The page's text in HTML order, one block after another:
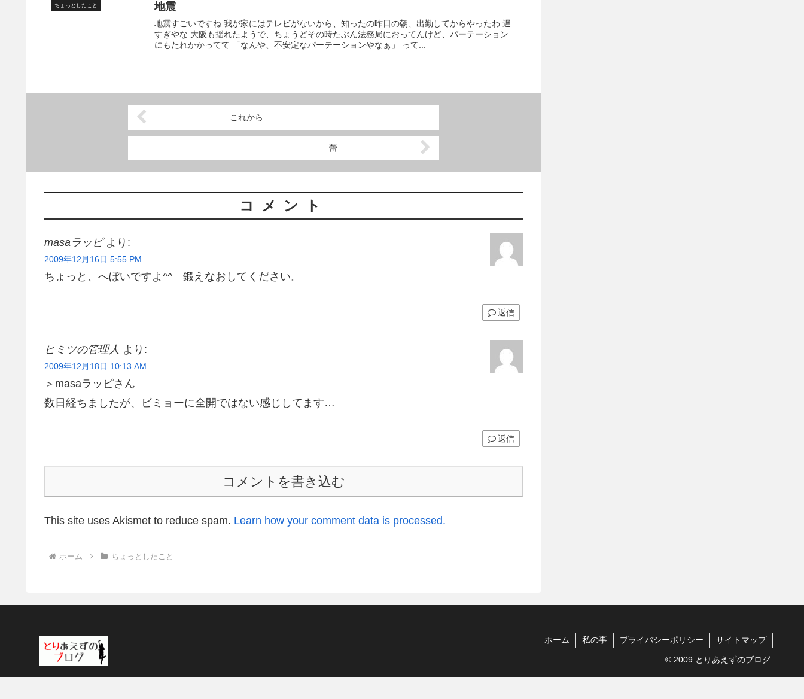
ちょっとしたこと 地震
地震すごいですね 我が家にはテレビがないから、知ったの昨日の朝、出勤してからやったわ 遅
すぎやな 大阪も揺れたようで、ちょうどその時たぶん法務局におってんけど、パーテーション
にもたれかかってて 「なんや、不安定なパーテーションやなぁ」 って...
これから
蕾
コメント
masaラッピ より:
2009年12月16日 5:55 PM
ちょっと、へぼいですよ^^ 鍛えなおしてください。
返信
ヒミツの管理人 より:
2009年12月18日 10:13 AM
＞masaラッピさん
数日経ちましたが、ビミョーに全開ではない感じしてます…
返信
コメントを書き込む
This site uses Akismet to reduce spam. Learn how your comment data is processed.
ホーム ちょっとしたこと
ホーム 私の事 プライバシーポリシー サイトマップ
© 2009 とりあえずのブログ.